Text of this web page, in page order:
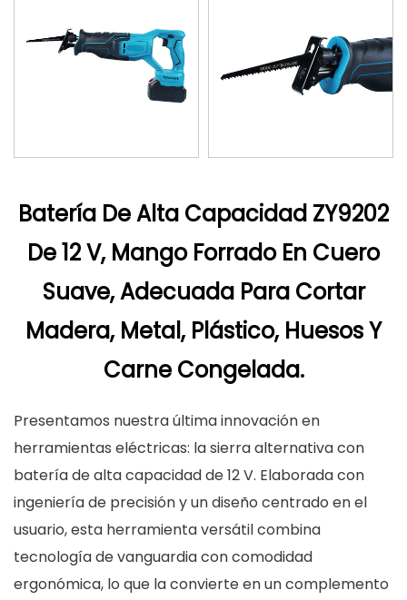
Batería De Alta Capacidad ZY9202
De 12 V, Mango Forrado En Cuero
Suave, Adecuada Para Cortar
Madera, Metal, Plástico, Huesos Y
Carne Congelada.
Presentamos nuestra última innovación en
herramientas eléctricas: la sierra alternativa con
batería de alta capacidad de 12 V. Elaborada con
ingeniería de precisión y un diseño centrado en el
usuario, esta herramienta versátil combina
tecnología de vanguardia con comodidad
ergonómica, lo que la convierte en un complemento